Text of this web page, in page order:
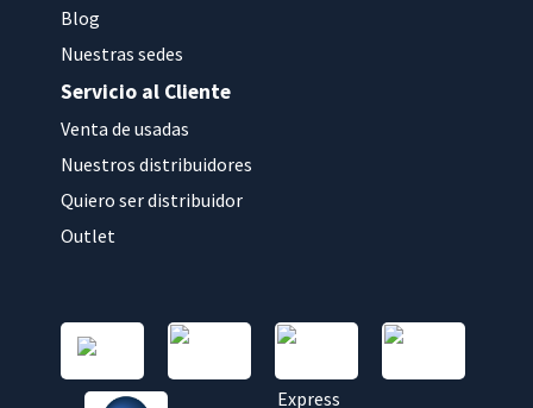
Blog
Nuestras sedes
Servicio al Cliente
Venta de usadas
Nuestros distribuidores
Quiero ser distribuidor
Outlet